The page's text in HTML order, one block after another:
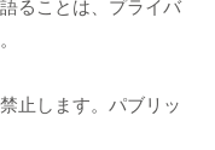
します。パブリッ